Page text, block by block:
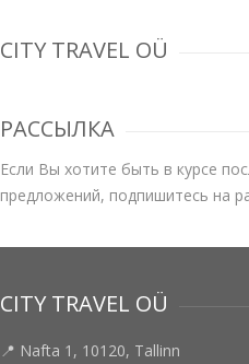
CITY TRAVEL OÜ
РАССЫЛКА
Если Вы хотите быть в курсе
предложений, подпишитесь на
CITY TRAVEL OÜ
📍 Nafta 1, 10120, Tallinn